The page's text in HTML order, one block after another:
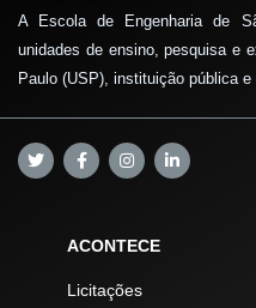
A Escola de Engenharia de
unidades de ensino, pesquisa e
Paulo (USP), instituição pública e
ACONTECE
Licitações